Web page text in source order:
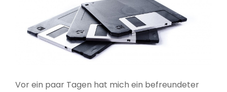
Vor ein paar Tagen hat mich ein befreundeter